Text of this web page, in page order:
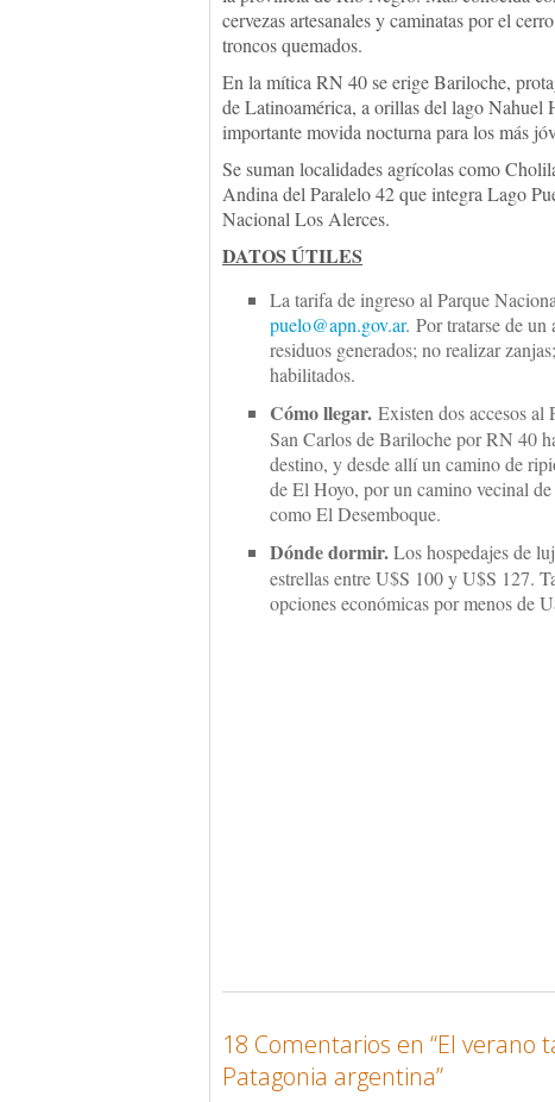
cervezas artesanales y caminatas por el
troncos quemados.
En la mítica RN 40 se erige Bariloche,
de Latinoamérica, a orillas del lago Nahuel
importante movida nocturna para los más
Se suman localidades agrícolas como
Andina del Paralelo 42 que integra Lago
Nacional Los Alerces.
DATOS ÚTILES
La tarifa de ingreso al Parque
puelo@apn.gov.ar. Por tratarse de un
residuos generados; no realizar
habilitados.
Cómo llegar. Existen dos accesos
San Carlos de Bariloche por RN 40
destino, y desde allí un camino de
de El Hoyo, por un camino vecinal
como El Desemboque.
Dónde dormir.Los hospedajes de
estrellas entre U$S 100 y U$S 127.
opciones económicas por menos de
18 Comentarios en “El verano
Patagonia argentina”